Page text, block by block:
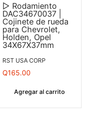
▷ Rodamiento
DAC34670037 |
Cojinete de rueda
para Chevrolet,
Holden, Opel
34X67X37mm
RST USA CORP
Q165.00
Agregar al carrito